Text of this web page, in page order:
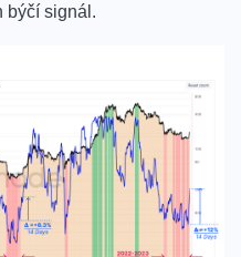
býčí signál.